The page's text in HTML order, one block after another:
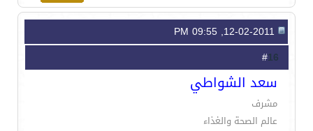
16
سعد الشواطي
مشرف
عالم الصحة والغذاء